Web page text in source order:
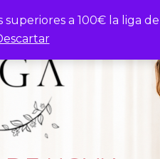
a 100€ la liga de